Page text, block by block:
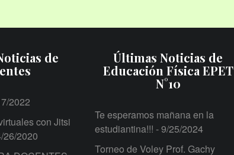
de
2022
con Jitsi
26/2020
Últimas Noticias de
Educación Física EPET
N°10
Te esperamos mañana en la
estudiantina!!! - 9/25/2024
Torneo de Voley Prof. Gachy